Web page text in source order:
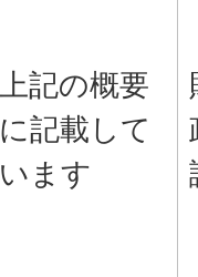
上記の概要
に記載して
います